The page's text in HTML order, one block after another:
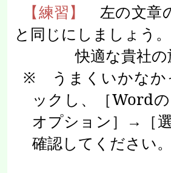
【練習】
左の文章
と同じにしましょう。
快適な貴社の
※ うまくいかなか
ックし、［Word
オプション］→［
確認してください。